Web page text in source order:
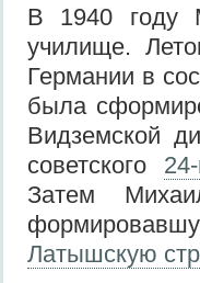
В 1940 году
училище.
Германии в
была
Видземской
советского
Затем
Латышскую